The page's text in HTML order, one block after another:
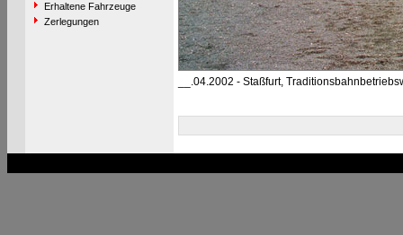
Erhaltene Fahrzeuge
Zerlegungen
__.04.2002 - Staßfurt,